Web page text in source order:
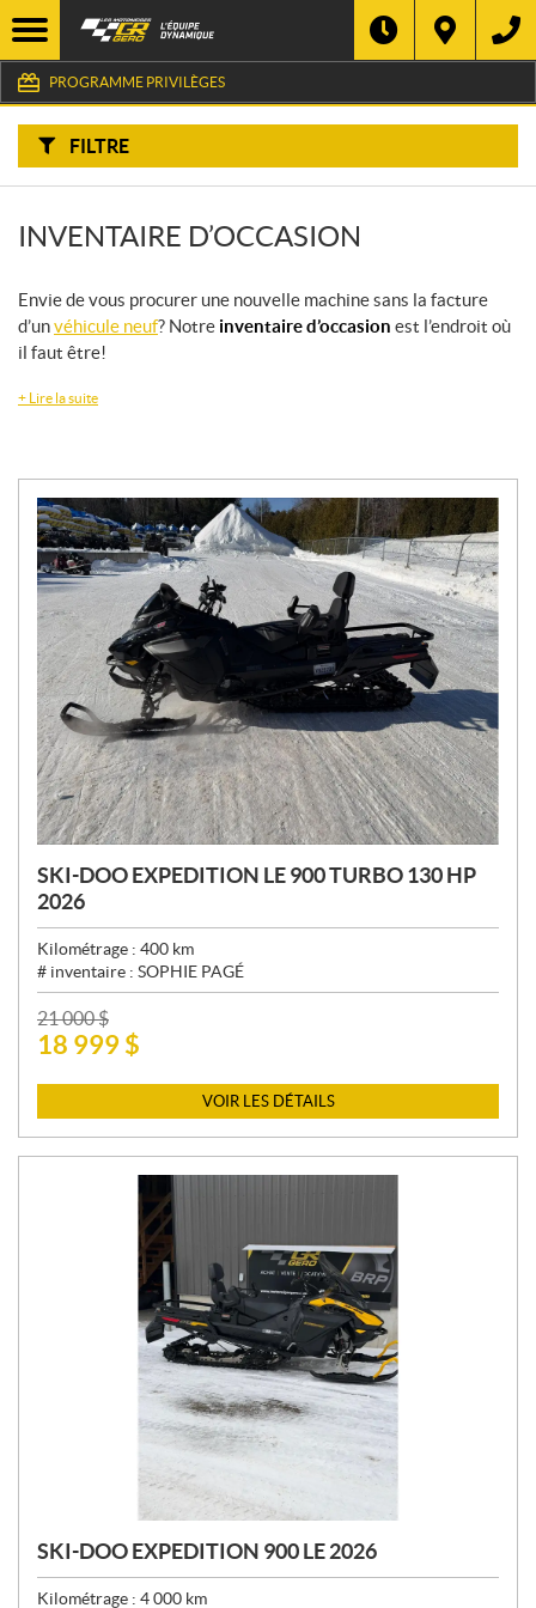
PROGRAMME PRIVILÈGES
FILTRE
F
I
L
T
R
E
R
Filtre
Catégorie
Année
Prix
Inventaire
INVENTAIRE D’OCCASION
Envie de vous procurer une nouvelle machine sans la facture
d’unvéhicule neuf? Notre inventaire d’occasion est l’endroit où
il faut être!
+ Lire la suite
SKI-DOO EXPEDITION LE 900 TURBO 130 HP
2026
Kilométrage : 400 km
# inventaire : SOPHIE PAGÉ
P
R
21 000$
18 999 $
VOIR LES DÉTAILS
SKI-DOO EXPEDITION 900 LE 2026
Kilométrage : 4 000 km